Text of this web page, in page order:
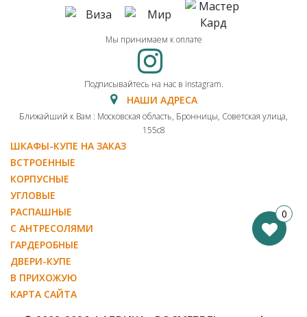
Мы принимаем к оплате
Подписывайтесь на нас в instagram.
НАШИ АДРЕСА
Ближайший к Вам : Московская область, Бронницы, Советская улица,
155с8
ШКАФЫ-КУПЕ НА ЗАКАЗ
ВСТРОЕННЫЕ
КОРПУСНЫЕ
УГЛОВЫЕ
РАСПАШНЫЕ
С АНТРЕСОЛЯМИ
ГАРДЕРОБНЫЕ
ДВЕРИ-КУПЕ
В ПРИХОЖУЮ
КАРТА САЙТА
0